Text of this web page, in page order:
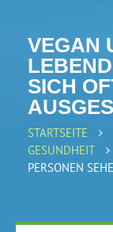
VEGAN
SICH
STARTSEITE
GESUNDHEIT
PERSONEN